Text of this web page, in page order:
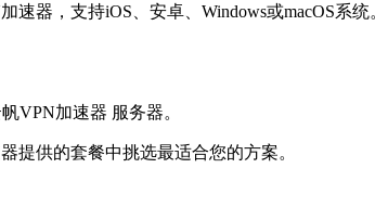
器，支持iOS、安卓、Windows或macOS系统
提供的套餐中挑选最适合您的方案。